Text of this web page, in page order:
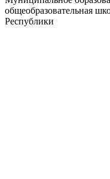
общеобразовательная
Республики